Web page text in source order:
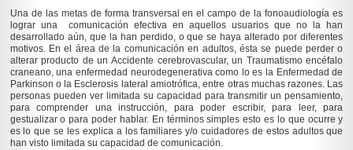
Una de las metas de forma transversal en el campo de la fonoaudiología es
lograr una comunicación efectiva en aquellos usuarios que no la han
desarrollado aún, que la han perdido, o que se haya alterado por diferentes
motivos. En el área de la comunicación en adultos, ésta se puede perder o
alterar producto de un Accidente cerebrovascular, un Traumatismo encéfalo
craneano, una enfermedad neurodegenerativa como lo es la Enfermedad de
Parkinson o la Esclerosis lateral amiotrófica, entre otras muchas razones. Las
personas pueden ver limitada su capacidad para transmitir un pensamiento,
para comprender una instrucción, para poder escribir, para leer, para
gestualizar o para poder hablar. En términos simples esto es lo que ocurre y
es lo que se les explica a los familiares y/o cuidadores de estos adultos que
han visto limitada su capacidad de comunicación.